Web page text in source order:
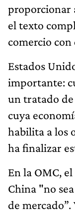
proporcionar
el texto
comercio
Estados
importante:
un tratado
cuya
habilita a los
ha finalizar
En la OMC,
China "no
de